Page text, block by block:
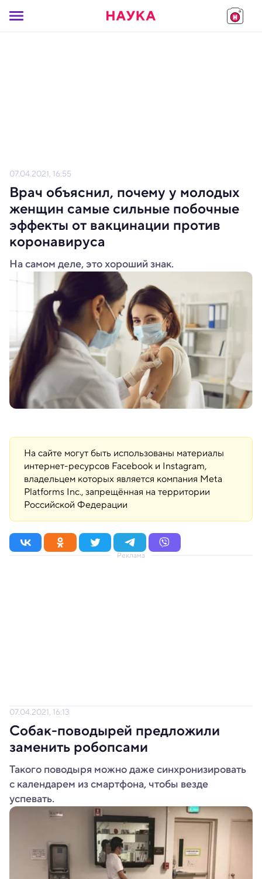
07.04.2021, 16:55
Врач объяснил, почему у молодых
женщин самые сильные побочные
эффекты от вакцинации против
коронавируса
На самом деле, это хороший знак.
На сайте могут быть использованы материалы
интернет-ресурсов Facebook и Instagram,
владельцем которых является компания Meta
Platforms Inc., запрещённая на территории
Российской Федерации
Реклама
07.04.2021, 16:13
Собак-поводырей предложили
заменить робопсами
Такого поводыря можно даже синхронизировать
с календарем из смартфона, чтобы везде
успевать.